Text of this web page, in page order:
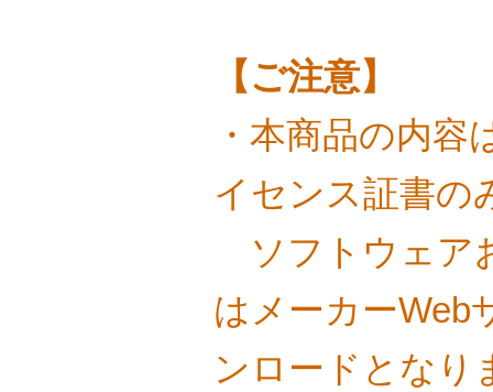
【ご注意】
・本商品の内
イセンス証書の
ソフトウェア
はメーカーWeb
ンロードとなり